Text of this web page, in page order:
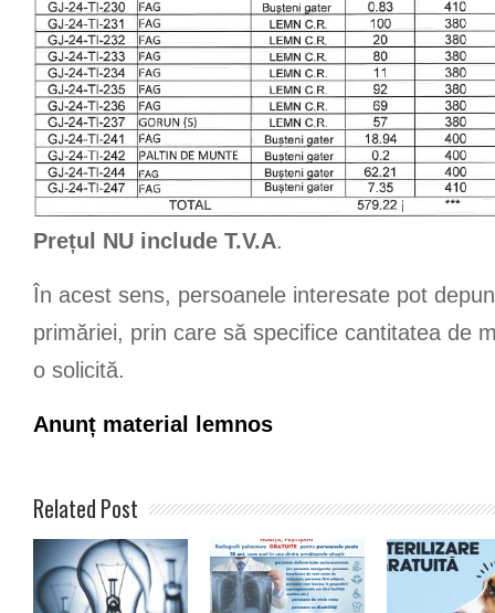
Prețul NU include T.V.A.
În acest sens, persoanele interesate pot
primăriei, prin care să specifice cantitatea de
o solicită.
Anunț material lemnos
Related Post